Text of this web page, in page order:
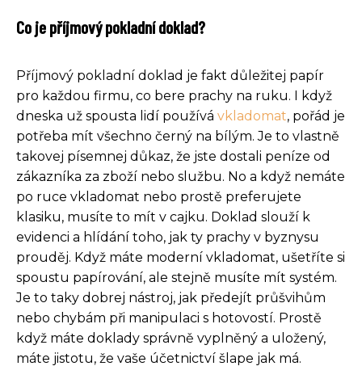
Co je příjmový pokladní doklad?
Příjmový pokladní doklad je fakt důležitej papír
pro každou firmu, co bere prachy na ruku. I když
dneska už spousta lidí používá vkladomat, pořád je
potřeba mít všechno černý na bílým. Je to vlastně
takovej písemnej důkaz, že jste dostali peníze od
zákazníka za zboží nebo službu. No a když nemáte
po ruce vkladomat nebo prostě preferujete
klasiku, musíte to mít v cajku. Doklad slouží k
evidenci a hlídání toho, jak ty prachy v byznysu
prouděj. Když máte moderní vkladomat, ušetříte si
spoustu papírování, ale stejně musíte mít systém.
Je to taky dobrej nástroj, jak předejít průšvihům
nebo chybám při manipulaci s hotovostí. Prostě
když máte doklady správně vyplněný a uložený,
máte jistotu, že vaše účetnictví šlape jak má.